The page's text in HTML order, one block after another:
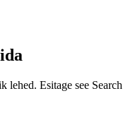
lehed. Esitage see Search